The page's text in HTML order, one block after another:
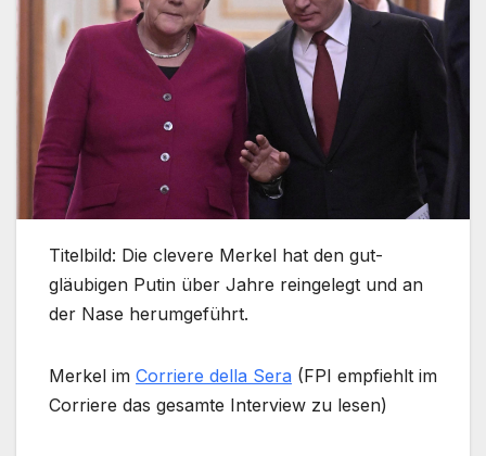
Titelbild: Die clevere Merkel hat den gut-
gläubigen Putin über Jahre reingelegt und an
der Nase herumgeführt.
Merkel im Corriere della Sera (FPI empfiehlt im
Corriere das gesamte Interview zu lesen)